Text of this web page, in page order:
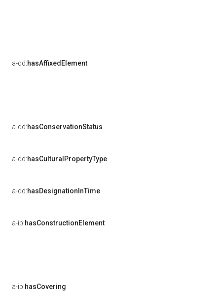
a-dd:hasAffixedElement
a-dd:hasConservationStatus
a-dd:hasCulturalPropertyType
a-dd:hasDesignationInTime
a-ip:hasConstructionElement
a-ip:hasCovering